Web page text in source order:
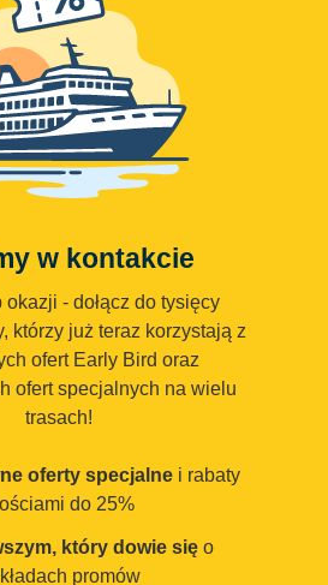
w kontakcie
okazji - dołącz do tysięcy
którzy już teraz korzystają z
ofert Early Bird oraz
ofert specjalnych na wielu
trasach!
oferty specjalne i rabaty
do 25%
który dowie się o
promów